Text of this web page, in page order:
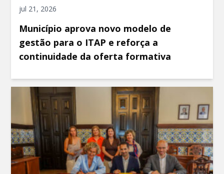
jul 21, 2026
Município aprova novo modelo de
gestão para o ITAP e reforça a
continuidade da oferta formativa